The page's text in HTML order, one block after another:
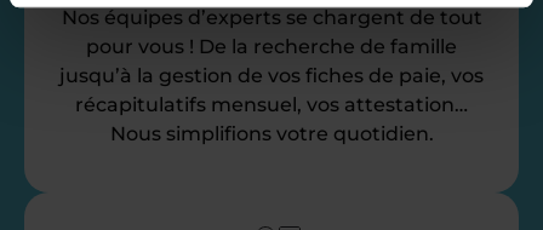
Nos équipes d’experts se chargent de tout
pour vous ! De la recherche de famille
jusqu’à la gestion de vos fiches de paie, vos
récapitulatifs mensuel, vos attestation…
Nous simplifions votre quotidien.